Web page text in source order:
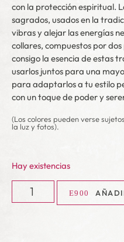
con la protección espiritual.
sagrados, usados en la
vibras y alejar las energías
collares, compuestos por
consigo la esencia de estas
usarlos juntos para una
para adaptarlos a tu estilo
con un toque de poder y
(Los colores pueden verse
la luz y fotos).
Hay existencias